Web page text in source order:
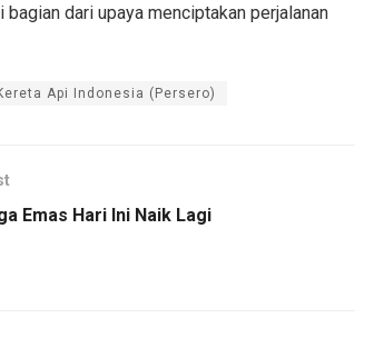
dari upaya menciptakan perjalanan
Api Indonesia (Persero)
Emas Hari Ini Naik Lagi